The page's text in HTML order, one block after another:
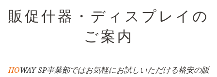
販促什器・ディスプレイの
ご案内
HOWAY SP事業部ではお気軽にお試しいただける格安の販